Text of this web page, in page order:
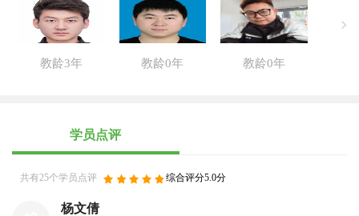
教龄3年 教龄0年 教龄0年
学员点评
共有25个学员点评 综合评分5.0分
杨文倩